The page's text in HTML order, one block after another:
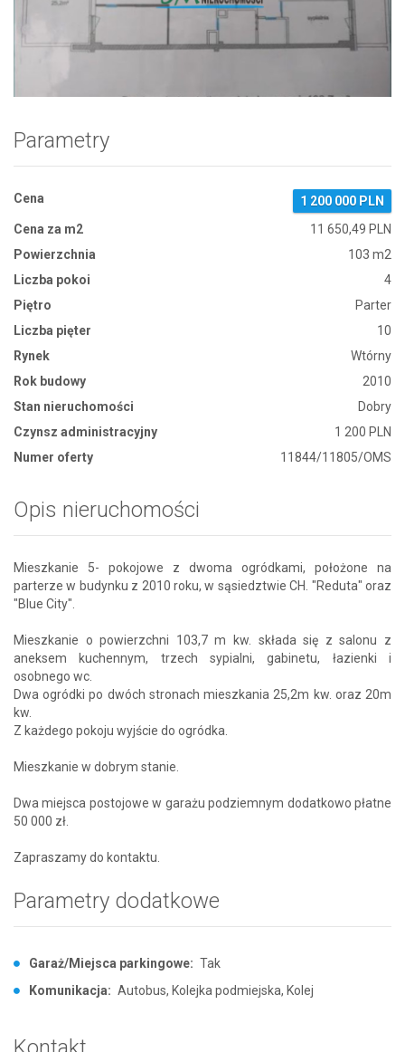
Zdjęcie 1
Parametry
Cena
1 200 000 PLN
Cena za m2
11 650,49 PLN
Powierzchnia
103 m2
Liczba pokoi
4
Piętro
Parter
Liczba pięter
10
Rynek
Wtórny
Rok budowy
2010
Stan nieruchomości
Dobry
Czynsz administracyjny
1 200 PLN
Numer oferty
11844/11805/OMS
Opis nieruchomości
Mieszkanie 5- pokojowe z dwoma ogródkami, położone na
parterze w budynku z 2010 roku, w sąsiedztwie CH. "Reduta" oraz
"Blue City".
Mieszkanie o powierzchni 103,7 m kw. składa się z salonu z
aneksem kuchennym, trzech sypialni, gabinetu, łazienki i
osobnego wc.
Dwa ogródki po dwóch stronach mieszkania 25,2m kw. oraz 20m
kw.
Z każdego pokoju wyjście do ogródka.
Mieszkanie w dobrym stanie.
Dwa miejsca postojowe w garażu podziemnym dodatkowo płatne
50 000 zł.
Zapraszamy do kontaktu.
Parametry dodatkowe
Garaż/Miejsca parkingowe: Tak
Komunikacja: Autobus, Kolejka podmiejska, Kolej